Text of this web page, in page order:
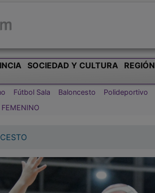
SOCIEDAD Y CULTURA REGIÓN
Fútbol Sala Baloncesto Polideportivo
FEMENINO